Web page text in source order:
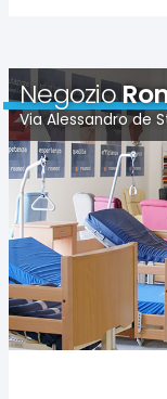
Negozio
Via Alessandro de